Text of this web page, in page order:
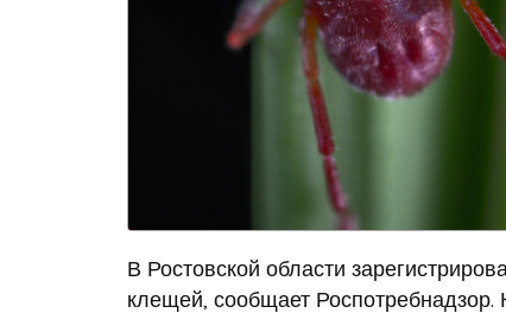
В Ростовской области
клещей, сообщает Роспотребнадзор.